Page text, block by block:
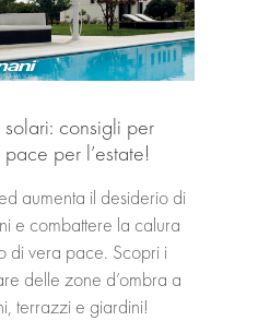
consigli per
per l’estate!
aumenta il desiderio di
e combattere la calura
di vera pace. Scopri i
delle zone d’ombra a
terrazzi e giardini!